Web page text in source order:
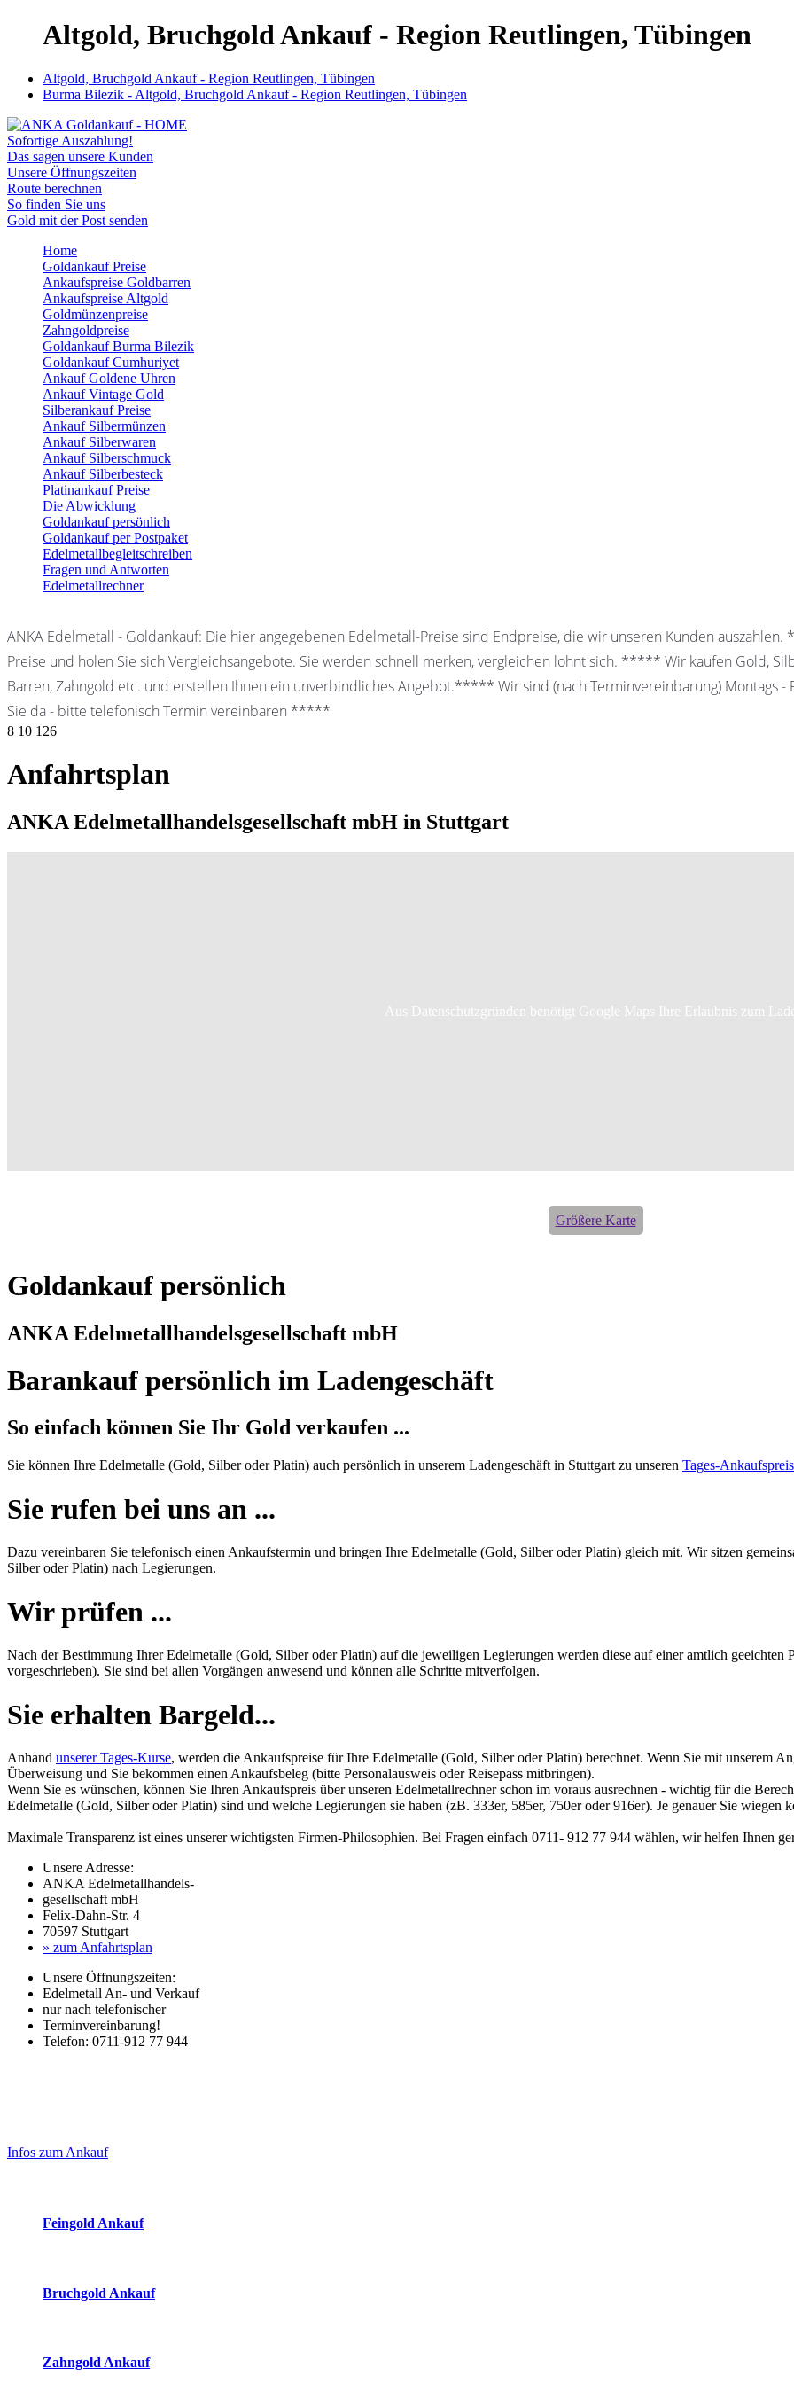
Altgold, Bruchgold Ankauf - Region Reutlingen, Tübingen
Altgold, Bruchgold Ankauf - Region Reutlingen, Tübingen
Burma Bilezik - Altgold, Bruchgold Ankauf - Region Reutlingen, Tübingen
Sofortige Auszahlung!
Das sagen unsere Kunden
Unsere Öffnungszeiten
Route berechnen
So finden Sie uns
Gold mit der Post senden
Home
Goldankauf Preise
Ankaufspreise Goldbarren
Ankaufspreise Altgold
Goldmünzenpreise
Zahngoldpreise
Goldankauf Burma Bilezik
Goldankauf Cumhuriyet
Ankauf Goldene Uhren
Ankauf Vintage Gold
Silberankauf Preise
Ankauf Silbermünzen
Ankauf Silberwaren
Ankauf Silberschmuck
Ankauf Silberbesteck
Platinankauf Preise
Die Abwicklung
Goldankauf persönlich
Goldankauf per Postpaket
Edelmetallbegleitschreiben
Fragen und Antworten
Edelmetallrechner
ANKA Edelmetall - Goldankauf: Die hier angegebenen Edelmetall-Preise sind Endpreise, die wir unseren Kunden
Preise und holen Sie sich Vergleichsangebote. Sie werden schnell merken, vergleichen lohnt sich. ***** Wir kaufen Gold,
Barren, Zahngold etc. und erstellen Ihnen ein unverbindliches Angebot.***** Wir sind (nach Terminvereinbarung) Montags -
Sie da - bitte telefonisch Termin vereinbaren *****
8 10 126
Anfahrtsplan
ANKA Edelmetallhandelsgesellschaft mbH in Stuttgart
Größere Karte
Aus Datenschutzgründen benötigt Google Maps Ihre Erlaubnis zum
Goldankauf persönlich
ANKA Edelmetallhandelsgesellschaft mbH
Barankauf persönlich im Ladengeschäft
So einfach können Sie Ihr Gold verkaufen ...
Sie können Ihre Edelmetalle (Gold, Silber oder Platin) auch persönlich in unserem Ladengeschäft in Stuttgart zu unseren Tages-
Sie rufen bei uns an ...
Dazu vereinbaren Sie telefonisch einen Ankaufstermin und bringen Ihre Edelmetalle (Gold, Silber oder Platin) gleich mit. Wir sitzen
Silber oder Platin) nach Legierungen.
Wir prüfen ...
Nach der Bestimmung Ihrer Edelmetalle (Gold, Silber oder Platin) auf die jeweiligen Legierungen werden diese auf einer amtlich geeichten
vorgeschrieben). Sie sind bei allen Vorgängen anwesend und können alle Schritte mitverfolgen.
Sie erhalten Bargeld...
Anhand unserer Tages-Kurse, werden die Ankaufspreise für Ihre Edelmetalle (Gold, Silber oder Platin) berechnet. Wenn Sie mit unserem
Überweisung und Sie bekommen einen Ankaufsbeleg (bitte Personalausweis oder Reisepass mitbringen).
Wenn Sie es wünschen, können Sie Ihren Ankaufspreis über unseren Edelmetallrechnerschon im voraus ausrechnen - wichtig für die
Edelmetalle (Gold, Silber oder Platin) sind und welche Legierungen sie haben (zB. 333er, 585er, 750er oder 916er). Je genauer Sie wiegen
Maximale Transparenz ist eines unserer wichtigsten Firmen-Philosophien. Bei Fragen einfach 0711- 912 77 944 wählen, wir helfen Ihnen
Unsere Adresse:
ANKA Edelmetallhandels-
gesellschaft mbH
Felix-Dahn-Str. 4
70597 Stuttgart
» zum Anfahrtsplan
Unsere Öffnungszeiten:
Edelmetall An- und Verkauf
nur nach telefonischer
Terminvereinbarung!
Telefon: 0711-912 77 944
Sidebar
Infos zum Ankauf
Feingold Ankauf
Bruchgold Ankauf
Zahngold Ankauf